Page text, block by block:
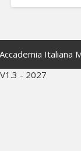
Accademia Italiana
V1.3 - 2027